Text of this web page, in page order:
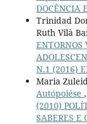
DOCÊNCIA
Trinidad
Ruth Vilà
ENTORNOS
N.1 (2016)
Maria
Autópoiése ,
(2010)
SABERES E